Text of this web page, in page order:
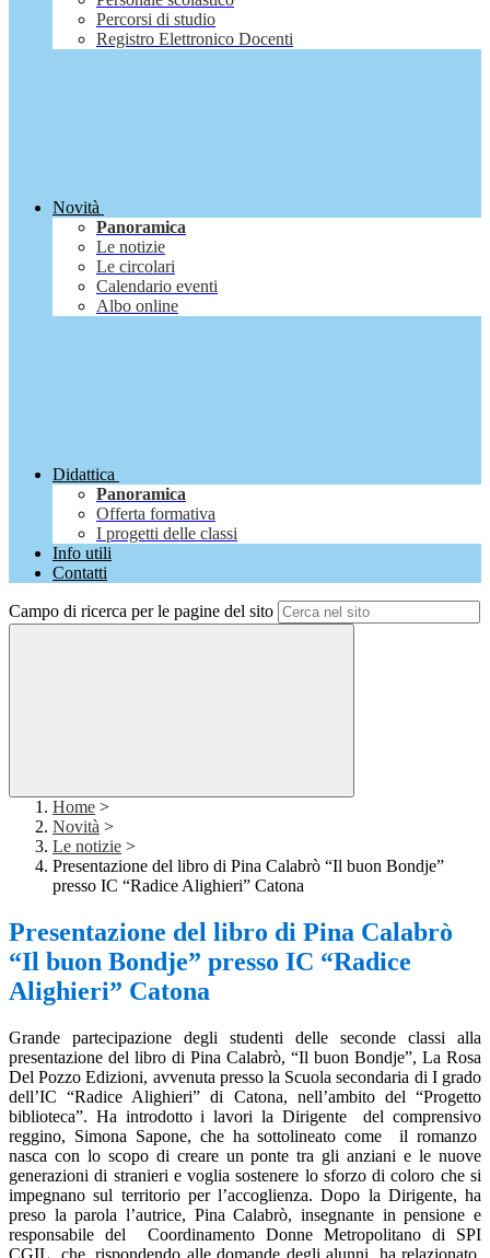
Percorsi di studio
Registro Elettronico Docenti
Novità
Panoramica
Le notizie
Le circolari
Calendario eventi
Albo online
Didattica
Panoramica
Offerta formativa
I progetti delle classi
Info utili
Contatti
Campo di ricerca per le pagine del sito
Home >
Novità >
Le notizie >
Presentazione del libro di Pina Calabrò “Il buon Bondje”
presso IC “Radice Alighieri” Catona
Presentazione del libro di Pina Calabrò
“Il buon Bondje” presso IC “Radice
Alighieri” Catona
Grande partecipazione degli studenti delle seconde classi alla
presentazione del libro di Pina Calabrò, “Il buon Bondje”, La Rosa
Del Pozzo Edizioni, avvenuta presso la Scuola secondaria di I grado
dell’IC “Radice Alighieri” di Catona, nell’ambito del “Progetto
biblioteca”. Ha introdotto i lavori la Dirigente
del comprensivo
reggino, Simona Sapone, che ha sottolineato come
il romanzo
nasca con lo scopo di creare un ponte tra gli anziani e le nuove
generazioni di stranieri e voglia sostenere lo sforzo di coloro che si
impegnano sul territorio per l’accoglienza. Dopo la Dirigente, ha
preso la parola l’autrice, Pina Calabrò, insegnante in pensione e
responsabile del
Coordinamento Donne Metropolitano di SPI